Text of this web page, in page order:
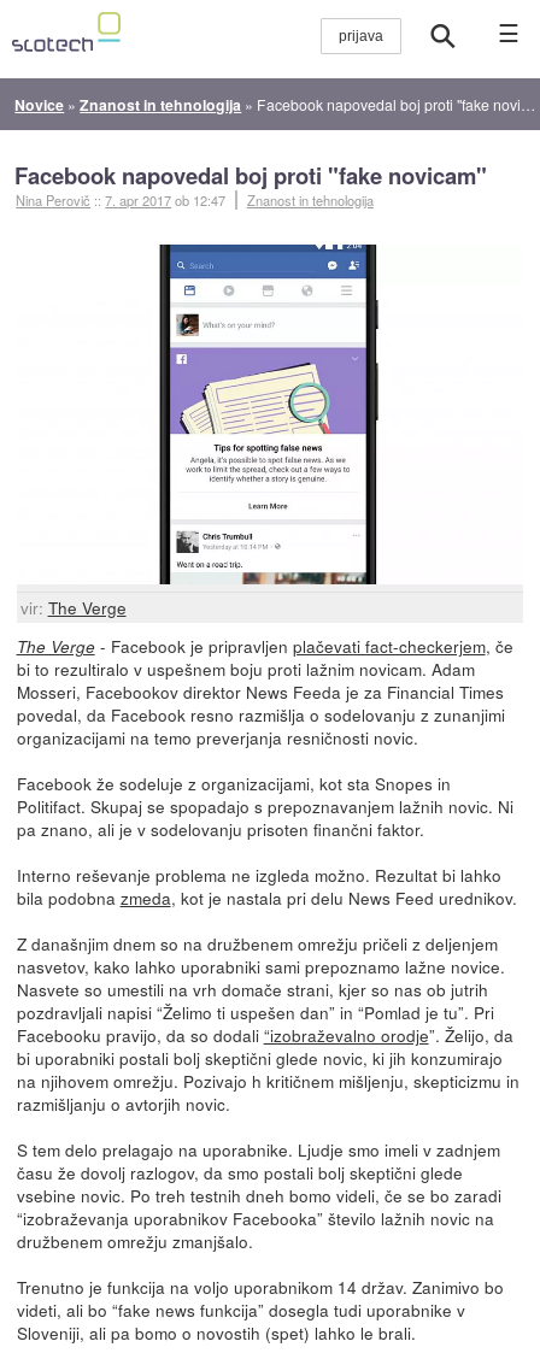
☰
Novice »Znanost in tehnologija » Facebook napovedal boj proti "fake novicam"
Facebook napovedal boj proti "fake novicam"
Nina Perovič ::7. apr 2017ob 12:47 Znanost in tehnologija
vir: The Verge
The Verge- Facebook je pripravljen plačevati fact-checkerjem, če
bi to rezultiralo v uspešnem boju proti lažnim novicam. Adam
Mosseri, Facebookov direktor News Feeda je za Financial Times
povedal, da Facebook resno razmišlja o sodelovanju z zunanjimi
organizacijami na temo preverjanja resničnosti novic.
Facebook že sodeluje z organizacijami, kot sta Snopes in
Politifact. Skupaj se spopadajo s prepoznavanjem lažnih novic. Ni
pa znano, ali je v sodelovanju prisoten finančni faktor.
Interno reševanje problema ne izgleda možno. Rezultat bi lahko
bila podobna zmeda, kot je nastala pri delu News Feed urednikov.
Z današnjim dnem so na družbenem omrežju pričeli z deljenjem
nasvetov, kako lahko uporabniki sami prepoznamo lažne novice.
Nasvete so umestili na vrh domače strani, kjer so nas ob jutrih
pozdravljali napisi “Želimo ti uspešen dan” in “Pomlad je tu”. Pri
Facebooku pravijo, da so dodali “izobraževalno orodje”. Želijo, da
bi uporabniki postali bolj skeptični glede novic, ki jih konzumirajo
na njihovem omrežju. Pozivajo h kritičnem mišljenju, skepticizmu in
razmišljanju o avtorjih novic.
S tem delo prelagajo na uporabnike. Ljudje smo imeli v zadnjem
času že dovolj razlogov, da smo postali bolj skeptični glede
vsebine novic. Po treh testnih dneh bomo videli, če se bo zaradi
“izobraževanja uporabnikov Facebooka” število lažnih novic na
družbenem omrežju zmanjšalo.
Trenutno je funkcija na voljo uporabnikom 14 držav. Zanimivo bo
videti, ali bo “fake news funkcija” dosegla tudi uporabnike v
Sloveniji, ali pa bomo o novostih (spet) lahko le brali.